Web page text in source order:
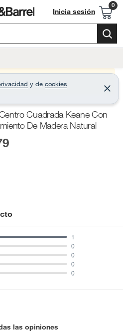
Inicia sesión
e
r
c
B
a
y de cookies
C
e
r
Cuadrada Keane Con
De Madera Natural
0
0
0
0
1
las opiniones